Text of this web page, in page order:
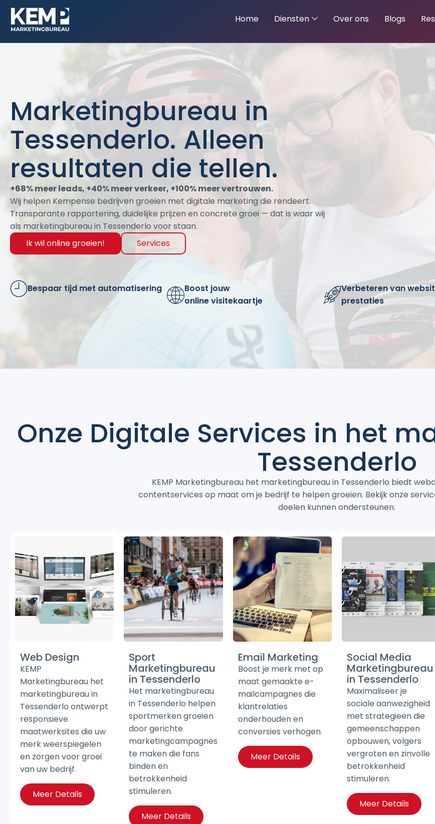
Home Diensten Over ons Blogs
Marketingbureau in
Tessenderlo. Alleen
resultaten die tellen.
+68% meer leads, +40% meer verkeer, +100% meer vertrouwen.
Wij helpen Kempense bedrijven groeien met digitale marketing die rendeert.
Transparante rapportering, duidelijke prijzen en concrete groei — dat is waar wij
als marketingbureau in Tessenderlo voor staan.
Ik wil online groeien!
Services
Bespaar tijd met automatisering
Boost jouw
online visitekaartje
Verbeteren van
prestaties
Onze Digitale Services in het
Tessenderlo
KEMP Marketingbureau het marketingbureau in Tessenderlo biedt
contentservices op maat om je bedrijf te helpen groeien. Bekijk onze
doelen kunnen ondersteunen.
Web Design
KEMP
Marketingbureau het
marketingbureau in
Tessenderlo ontwerpt
responsieve
maatwerksites die uw
merk weerspiegelen
en zorgen voor groei
van uw bedrijf.
Meer Details
Sport
Marketingbureau
in Tessenderlo
Het marketingbureau
in Tessenderlo helpen
sportmerken groeien
door gerichte
marketingcampagnes
te maken die fans
binden en
betrokkenheid
stimuleren.
Meer Details
Email Marketing
Boost je merk met op
maat gemaakte e-
mailcampagnes die
klantrelaties
onderhouden en
conversies verhogen.
Meer Details
Social Media
Marketingbureau
in Tessenderlo
Maximaliseer je
sociale aanwezigheid
met strategieën die
gemeenschappen
opbouwen, volgers
vergroten en zinvolle
betrokkenheid
stimuleren.
Meer Details